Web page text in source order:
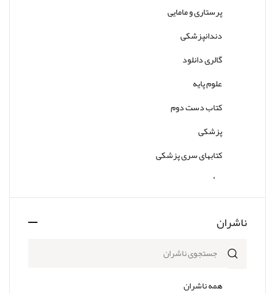
پرستاری و مامایی
دندانپزشکی
گالری دانلود
علوم پایه
کتاب دست دوم
پزشکی
کتابهای سری پزشکی
سایر
ناشران
همه ناشران